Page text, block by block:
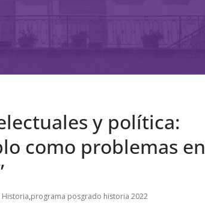
y política:
como problemas en
,programa posgrado historia 2022